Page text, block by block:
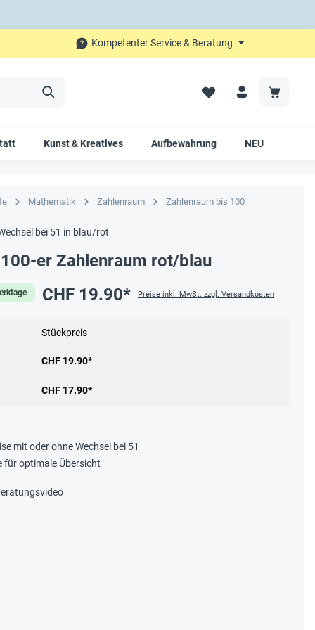
Kompetenter Service & Beratung
Kunst & Kreatives Aufbewahrung NEU
Mathematik Zahlenraum Zahlenraum bis 100
bei 51 in blau/rot
er Zahlenraum rot/blau
CHF 19.90* Preise inkl. MwSt. zzgl. Versandkosten
Stückpreis
CHF 19.90*
CHF 17.90*
mit oder ohne Wechsel bei 51
für optimale Übersicht